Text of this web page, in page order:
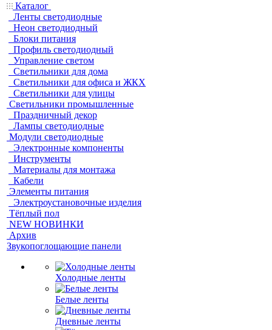
Каталог
Ленты светодиодные
Неон светодиодный
Блоки питания
Профиль светодиодный
Управление светом
Светильники для дома
Светильники для офиса и ЖКХ
Светильники для улицы
Светильники промышленные
Праздничный декор
Лампы светодиодные
Модули светодиодные
Электронные компоненты
Инструменты
Материалы для монтажа
Кабели
Элементы питания
Электроустановочные изделия
Тёплый пол
NEW НОВИНКИ
Архив
Звукопоглощающие панели
Холодные ленты
Белые ленты
Дневные ленты